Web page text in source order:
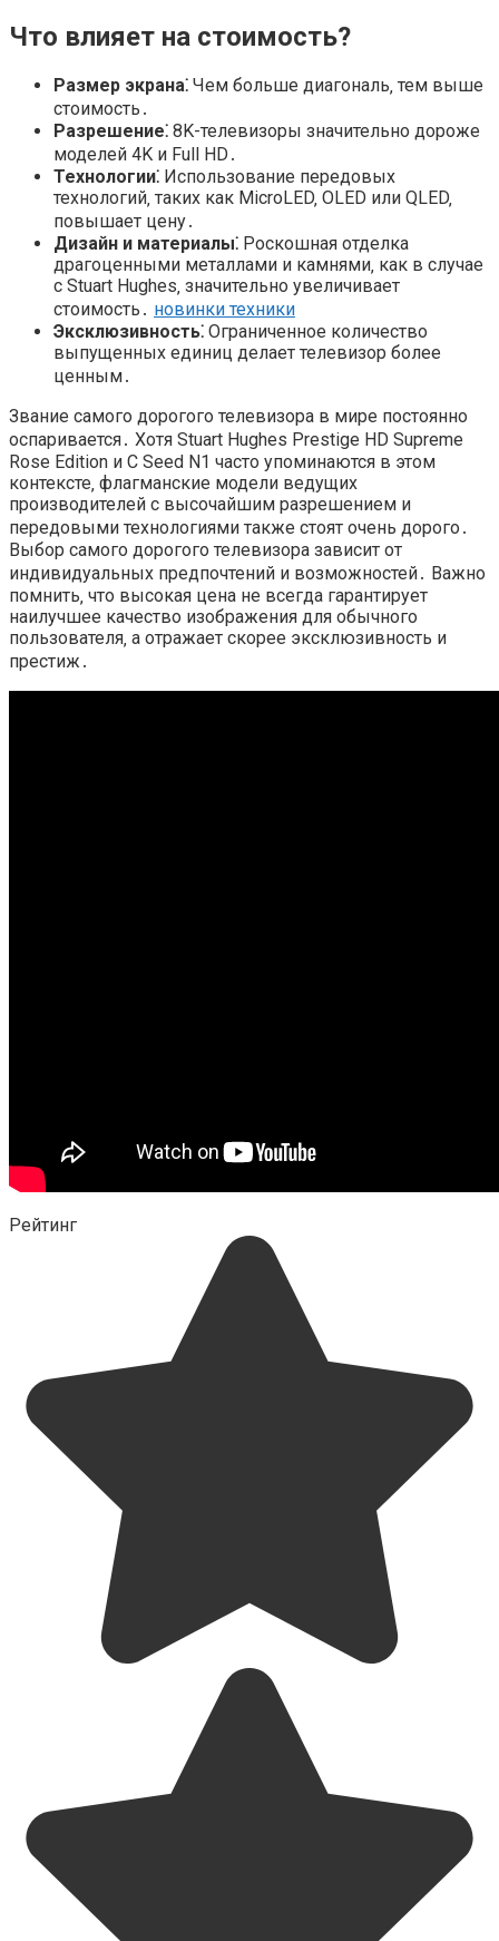
Что влияет на стоимость?
Размер экрана⁚ Чем больше диагональ‚ тем выше
стоимость․
Разрешение⁚ 8K-телевизоры значительно дороже
моделей 4K и Full HD․
Технологии⁚ Использование передовых
технологий‚ таких как MicroLED‚ OLED или QLED‚
повышает цену․
Дизайн и материалы⁚ Роскошная отделка
драгоценными металлами и камнями‚ как в случае
с Stuart Hughes‚ значительно увеличивает
стоимость․ новинки техники
Эксклюзивность⁚ Ограниченное количество
выпущенных единиц делает телевизор более
ценным․
Звание самого дорогого телевизора в мире постоянно
оспаривается․ Хотя Stuart Hughes Prestige HD Supreme
Rose Edition и C Seed N1 часто упоминаются в этом
контексте‚ флагманские модели ведущих
производителей с высочайшим разрешением и
передовыми технологиями также стоят очень дорого․
Выбор самого дорогого телевизора зависит от
индивидуальных предпочтений и возможностей․ Важно
помнить‚ что высокая цена не всегда гарантирует
наилучшее качество изображения для обычного
пользователя‚ а отражает скорее эксклюзивность и
престиж․
Рейтинг